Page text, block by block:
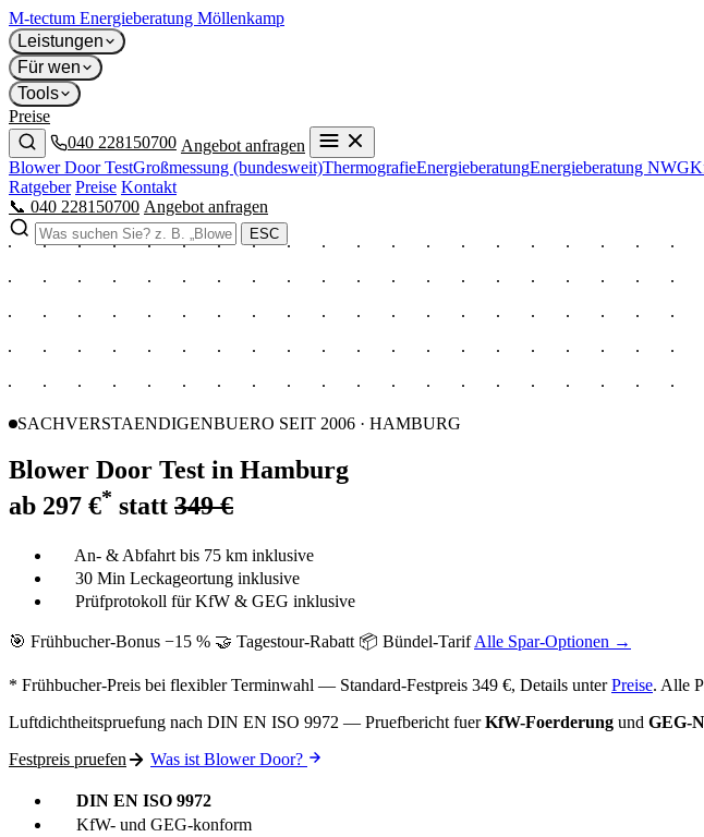
M-tectum Energieberatung Möllenkamp
Leistungen
Für wen
Tools
Preise
040 228150700 Angebot anfragen
Blower Door TestGroßmessung (bundesweit)ThermografieEnergieberatungEnergieberatung NWG
Ratgeber Preise Kontakt
📞 040 228150700 Angebot anfragen
ESC
SACHVERSTAENDIGENBUERO SEIT 2006 · HAMBURG
Blower Door Test in Hamburg
ab 297 €* statt 349 €
An- & Abfahrt bis 75 km inklusive
30 Min Leckageortung inklusive
Prüfprotokoll für KfW & GEG inklusive
🎯 Frühbucher-Bonus −15 % 🤝 Tagestour-Rabatt 📦 Bündel-TarifAlle Spar-Optionen →
* Frühbucher-Preis bei flexibler Terminwahl — Standard-Festpreis 349 €, Details unterPreise. Alle
Luftdichtheitspruefung nach DIN EN ISO 9972 — Pruefbericht fuerKfW-Foerderung und GEG-
Festpreis pruefen
Was ist Blower Door?
DIN EN ISO 9972
KfW- und GEG-konform